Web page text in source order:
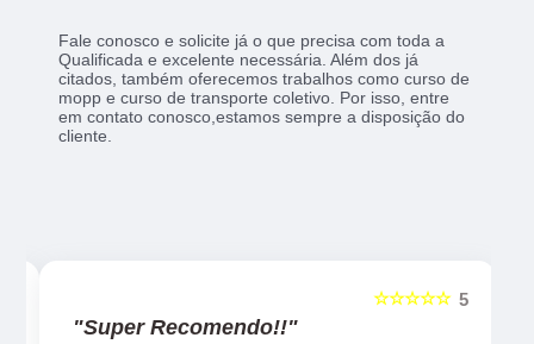
Fale conosco e solicite já o que precisa com toda a
Qualificada e excelente necessária. Além dos já
citados, também oferecemos trabalhos como curso de
mopp e curso de transporte coletivo. Por isso, entre
em contato conosco,estamos sempre a disposição do
cliente.
5
☆☆☆☆☆
"Recomendo!!"